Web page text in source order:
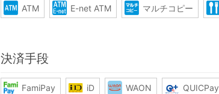
ATM E-net ATM マルチコピー
決済手段
FamiPay iD WAON QUICPay